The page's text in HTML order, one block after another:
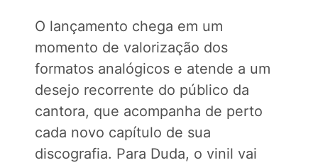
O lançamento chega em um
momento de valorização dos
formatos analógicos e atende a um
desejo recorrente do público da
cantora, que acompanha de perto
cada novo capítulo de sua
discografia. Para Duda, o vinil vai